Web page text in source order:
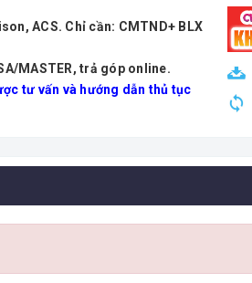
ACS. Chỉ cần: CMTND+ BLX
MASTER, trả góp online.
tư vấn và hướng dẫn thủ tục